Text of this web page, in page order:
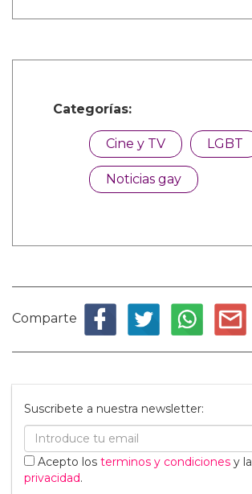
Categorías:
Cine y TV LGBT
Noticias gay
Comparte
Suscribete a nuestra newsletter:
Acepto los terminos y condiciones y la
privacidad.